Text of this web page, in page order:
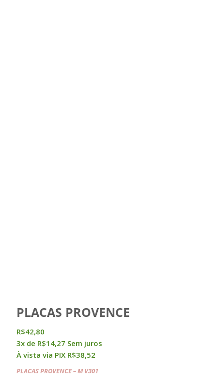
PLACAS PROVENCE
R$42,80
3x de R$14,27 Sem juros
À vista via PIX R$38,52
PLACAS PROVENCE– M V301